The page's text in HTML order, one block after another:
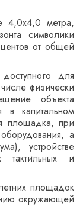
4,0х4,0 метра,
символики
от общей
для
физически
объекта
в капитальном
площадка, при
а
устройстве
тактильных и
площадок
окружающей